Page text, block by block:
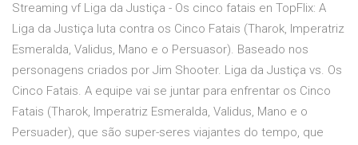
Streaming vf Liga da Justiça - Os cinco fatais en TopFlix: A
Liga da Justiça luta contra os Cinco Fatais (Tharok, Imperatriz
Esmeralda, Validus, Mano e o Persuasor). Baseado nos
personagens criados por Jim Shooter. Liga da Justiça vs. Os
Cinco Fatais. A equipe vai se juntar para enfrentar os Cinco
Fatais (Tharok, Imperatriz Esmeralda, Validus, Mano e o
Persuader), que são super-seres viajantes do tempo, que